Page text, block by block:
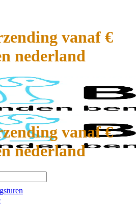
vanaf €
nederland
vanaf €
nederland